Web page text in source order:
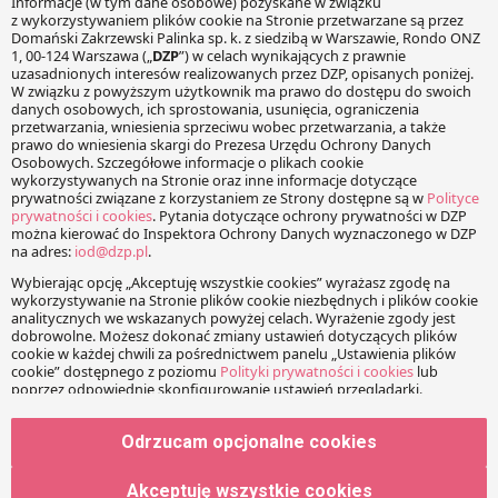
stanowi kompromis
wypracowany przez
państwa członkowskie, które
podczas tworzenia jego
zrębów nie były gotowe do
całkowitego ujednolicenia
podatku…
Zwrot VAT – raport Komisji
Europejskiej
Łukasz Dominik
Tagi Komisja Europejska VAT
Odrzucam opcjonalne cookies
Akceptuję wszystkie cookies